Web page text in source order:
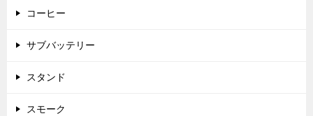
コーヒー
サブバッテリー
スタンド
スモーク